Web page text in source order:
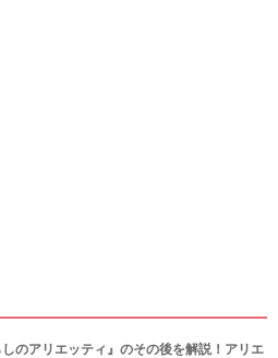
しのアリエッティ』のその後を解説！アリエ